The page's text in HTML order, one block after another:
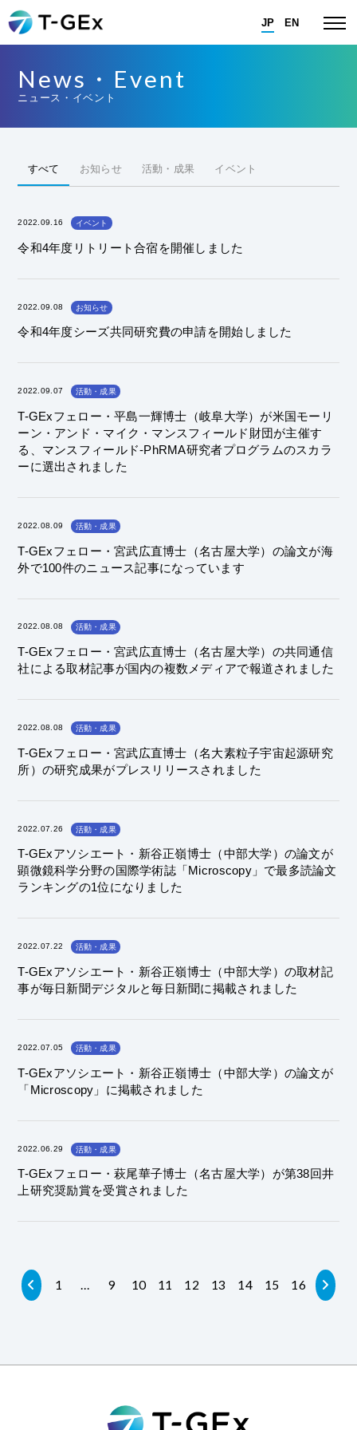
JP EN
News・Event
ニュース・イベント
すべて お知らせ 活動・成果 イベント
2022.09.16 イベント
令和4年度リトリート合宿を開催しました
2022.09.08 お知らせ
令和4年度シーズ共同研究費の申請を開始しました
2022.09.07 活動・成果
T-GExフェロー・平島一輝博士（岐阜大学）が米国モーリ
ーン・アンド・マイク・マンスフィールド財団が主催す
る、マンスフィールド-PhRMA研究者プログラムのスカラ
ーに選出されました
2022.08.09 活動・成果
T-GExフェロー・宮武広直博士（名古屋大学）の論文が海
外で100件のニュース記事になっています
2022.08.08 活動・成果
T-GExフェロー・宮武広直博士（名古屋大学）の共同通信
社による取材記事が国内の複数メディアで報道されました
2022.08.08 活動・成果
T-GExフェロー・宮武広直博士（名大素粒子宇宙起源研究
所）の研究成果がプレスリリースされました
2022.07.26 活動・成果
T-GExアソシエート・新谷正嶺博士（中部大学）の論文が
顕微鏡科学分野の国際学術誌「Microscopy」で最多読論文
ランキングの1位になりました
2022.07.22 活動・成果
T-GExアソシエート・新谷正嶺博士（中部大学）の取材記
事が毎日新聞デジタルと毎日新聞に掲載されました
2022.07.05 活動・成果
T-GExアソシエート・新谷正嶺博士（中部大学）の論文が
「Microscopy」に掲載されました
2022.06.29 活動・成果
T-GExフェロー・萩尾華子博士（名古屋大学）が第38回井
上研究奨励賞を受賞されました
1 … 9 10 11 12 13 14 15 16